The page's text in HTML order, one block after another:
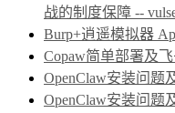
战的制度保障 --
Burp+逍遥模拟器
Copaw简单部署及
OpenClaw安装问题
OpenClaw安装问题